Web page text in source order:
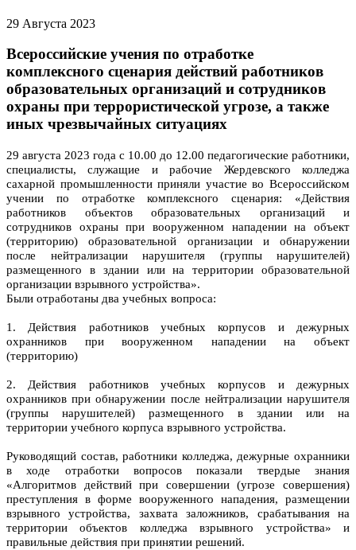
29 Августа 2023
Всероссийские учения по отработке
комплексного сценария действий работников
образовательных организаций и сотрудников
охраны при террористической угрозе, а также
иных чрезвычайных ситуациях
29 августа 2023 года с 10.00 до 12.00 педагогические работники,
специалисты, служащие и рабочие Жердевского колледжа
сахарной промышленности приняли участие во Всероссийском
учении по отработке комплексного сценария: «Действия
работников объектов образовательных организаций и
сотрудников охраны при вооруженном нападении на объект
(территорию) образовательной организации и обнаружении
после нейтрализации нарушителя (группы нарушителей)
размещенного в здании или на территории образовательной
организации взрывного устройства».
Были отработаны два учебных вопроса:
1. Действия работников учебных корпусов и дежурных
охранников при вооруженном нападении на объект
(территорию)
2. Действия работников учебных корпусов и дежурных
охранников при обнаружении после нейтрализации нарушителя
(группы нарушителей) размещенного в здании или на
территории учебного корпуса взрывного устройства.
Руководящий состав, работники колледжа, дежурные охранники
в ходе отработки вопросов показали твердые знания
«Алгоритмов действий при совершении (угрозе совершения)
преступления в форме вооруженного нападения, размещении
взрывного устройства, захвата заложников, срабатывания на
территории объектов колледжа взрывного устройства» и
правильные действия при принятии решений.